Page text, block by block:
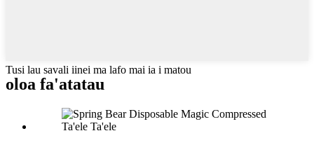
Tusi lau savali iinei ma lafo mai ia i matou
oloa fa'atatau